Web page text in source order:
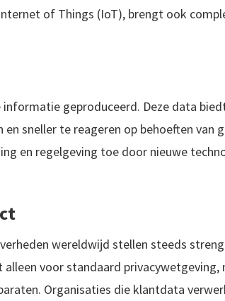
of Things (IoT), brengt ook
geproduceerd. Deze data
sneller te reageren op behoeften van
en regelgeving toe door nieuwe
wereldwijd stellen steeds
voor standaard privacywetgeving,
Organisaties die klantdata